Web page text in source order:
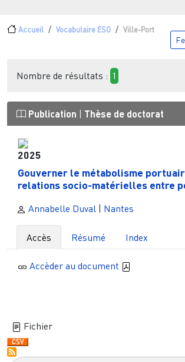
Fil d'Ariane
Accueil Vocabulaire ESO Ville-Port
Nombre de résultats : 1
Publication Thèse de doctorat
2025
Gouverner le métabolisme
relations socio-matérielles entre
Annabelle Duval Nantes
Accès Résumé Index
Accèder au document
Fichier